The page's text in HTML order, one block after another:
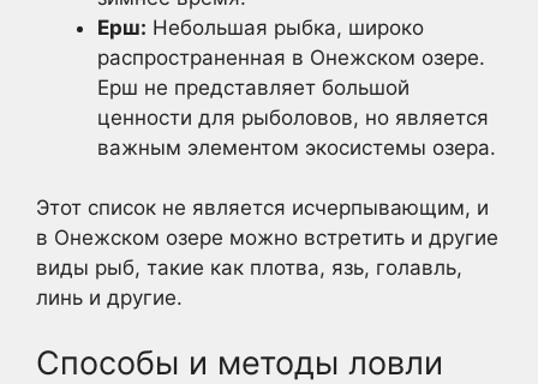
Ерш: Небольшая рыбка, широко
распространенная в Онежском озере.
Ерш не представляет большой
ценности для рыболовов, но является
важным элементом экосистемы озера.
Этот список не является исчерпывающим, и
в Онежском озере можно встретить и другие
виды рыб, такие как плотва, язь, голавль,
линь и другие.
Способы и методы ловли